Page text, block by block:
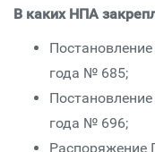
В каких НПА
года № 685;
года № 696;
Распоряжение